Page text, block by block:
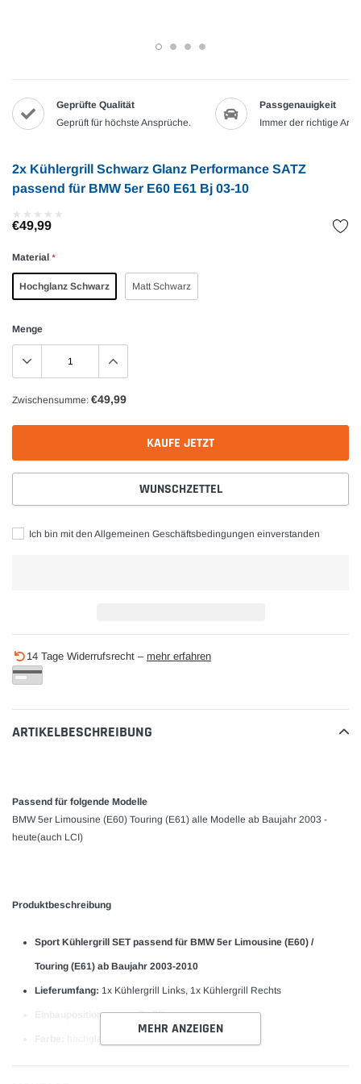
Geprüfte Qualität
Geprüft für höchste Ansprüche.
Passgenauigkeit
Immer der richtige
2x Kühlergrill Schwarz Glanz Performance SATZ
passend für BMW 5er E60 E61 Bj 03-10
★
★ ★
★ ★
★ ★
★ ★
★
€49,99
Material *
Hochglanz Schwarz Matt Schwarz
Menge
Zwischensumme: €49,99
KAUFE JETZT
WUNSCHZETTEL
Ich bin mit den Allgemeinen Geschäftsbedingungen einverstanden
wird
zum
hinzugefügt
14 Tage Widerrufsrecht – mehr erfahren
ARTIKELBESCHREIBUNG
Passend für folgende Modelle
BMW 5er Limousine (E60) Touring (E61) alle Modelle ab Baujahr 2003 -
heute(auch LCI)
Produktbeschreibung
Sport Kühlergrill SET passend für BMW 5er Limousine (E60) /
Touring (E61) ab Baujahr 2003-2010
Lieferumfang: 1x Kühlergrill Links, 1x Kühlergrill Rechts
Einbauposition: vorne, Stoßfänger
Ausstattung: Sport Design - 11 Streben
MEHR ANZEIGEN